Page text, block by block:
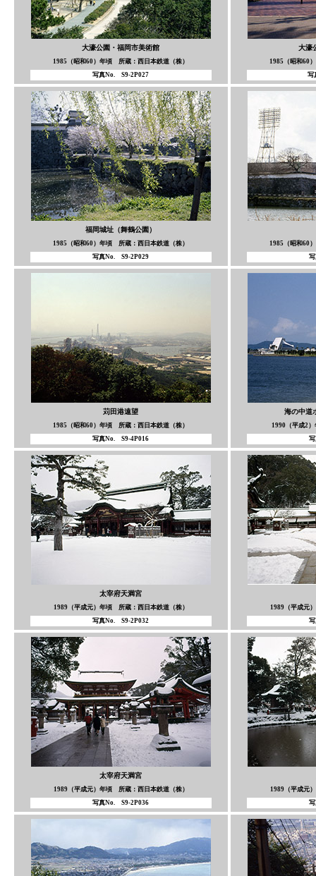
大濠公園 ・福岡市美術館
1985（昭和60）年頃 所蔵：西日本鉄道（株）
写真No. S9-2P027
大濠
1985（昭和60
写
福岡城址（舞鶴公園）
1985（昭和60）年頃 所蔵：西日本鉄道（株）
写真No. S9-2P029
1985（昭和60
苅田港遠望
1985（昭和60）年頃 所蔵：西日本鉄道（株）
写真No. S9-4P016
海の中道
1990（平成2
太宰府天満宮
1989（平成元）年頃 所蔵：西日本鉄道（株）
写真No. S9-2P032
1989（平成元
太宰府天満宮
1989（平成元）年頃 所蔵：西日本鉄道（株）
写真No. S9-2P036
1989（平成元